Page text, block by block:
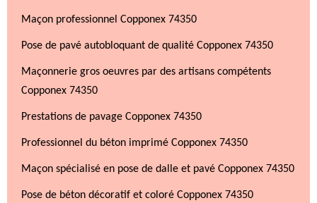
Maçon professionnel Copponex 74350
Pose de pavé autobloquant de qualité Copponex 74350
Maçonnerie gros oeuvres par des artisans compétents
Copponex 74350
Prestations de pavage Copponex 74350
Professionnel du béton imprimé Copponex 74350
Maçon spécialisé en pose de dalle et pavé Copponex 74350
Pose de béton décoratif et coloré Copponex 74350